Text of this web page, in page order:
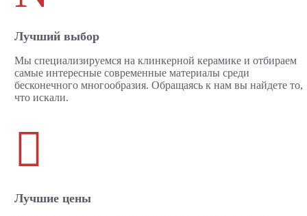
Лучший выбор
Мы специализируемся на клинкерной керамике и отбираем
самые интересные современные материалы среди
бесконечного многообразия. Обращаясь к нам вы найдете то,
что искали.

Лучшие цены